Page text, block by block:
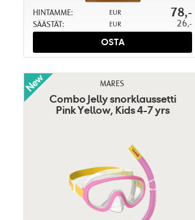
HINTAMME: EUR 78,-
SÄÄSTÄT: EUR 26,-
OSTA
MARES
Combo Jelly snorklaussetti
Pink Yellow, Kids 4-7 yrs